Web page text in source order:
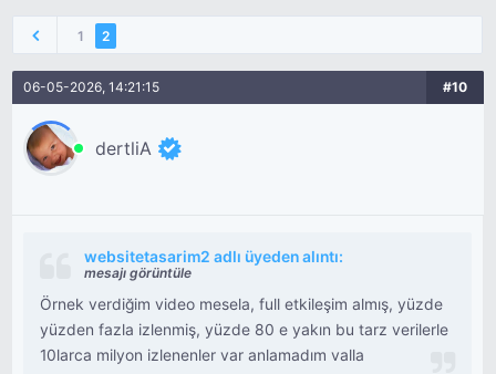
1 2
06-05-2026, 14:21:15 #10
dertliA
websitetasarim2 adlı üyeden alıntı:
mesajı görüntüle
Örnek verdiğim video mesela, full etkileşim almış, yüzde
yüzden fazla izlenmiş, yüzde 80 e yakın bu tarz verilerle
10larca milyon izlenenler var anlamadım valla